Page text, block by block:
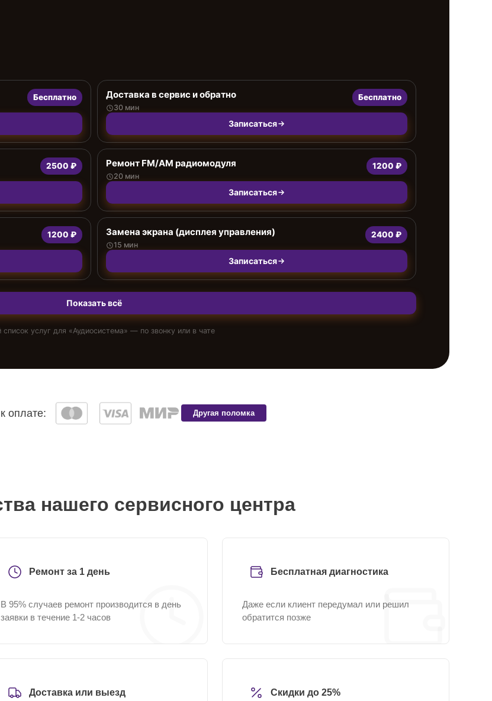
Бесплатно Доставка в сервис и обратно
30 мин
Бесплатно
Записаться
2500 ₽ Ремонт FM/AM радиомодуля
20 мин
1200 ₽
Записаться
1200 ₽ Замена экрана (дисплея управления)
15 мин
2400 ₽
Записаться
Показать всё
список услуг для «Аудиосистема» — по звонку или в чате
оплате: Другая поломка
нашего сервисного центра
Ремонт за 1 день
В 95% случаев ремонт производится в день
заявки в течение 1-2 часов
Бесплатная диагностика
Даже если клиент передумал или решил
обратится позже
Доставка или выезд Скидки до 25%